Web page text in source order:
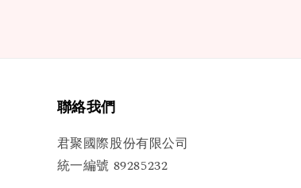
聯絡我們
君聚國際股份有限公司
統一編號 89285232